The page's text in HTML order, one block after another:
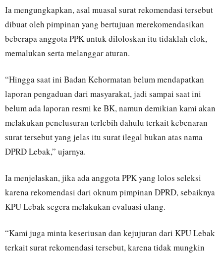
Ia mengungkapkan, asal muasal surat rekomendasi tersebut
dibuat oleh pimpinan yang bertujuan merekomendasikan
beberapa anggota PPK untuk diloloskan itu tidaklah elok,
memalukan serta melanggar aturan.
“Hingga saat ini Badan Kehormatan belum mendapatkan
laporan pengaduan dari masyarakat, jadi sampai saat ini
belum ada laporan resmi ke BK, namun demikian kami akan
melakukan penelusuran terlebih dahulu terkait kebenaran
surat tersebut yang jelas itu surat ilegal bukan atas nama
DPRD Lebak,” ujarnya.
Ia menjelaskan, jika ada anggota PPK yang lolos seleksi
karena rekomendasi dari oknum pimpinan DPRD, sebaiknya
KPU Lebak segera melakukan evaluasi ulang.
“Kami juga minta keseriusan dan kejujuran dari KPU Lebak
terkait surat rekomendasi tersebut, karena tidak mungkin